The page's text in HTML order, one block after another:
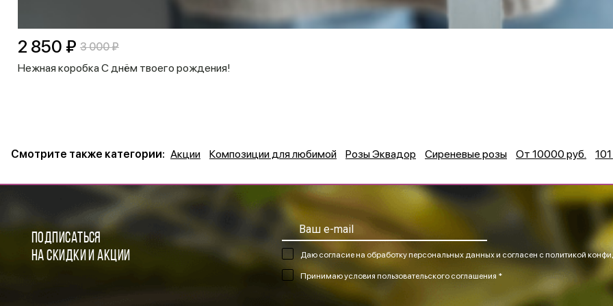
Нежная коробка С днём твоего рождения!
2 850 ₽ 3 000 ₽
Смотрите также категории: Акции Композиции для любимой Розы Эквадор Сиреневые розы От 10000 руб.
ПОДПИСАТЬСЯ
НА СКИДКИ И АКЦИИ
Даю согласие на обработку персональных данных и согласен с политикой
Принимаюусловия пользовательского соглашения *